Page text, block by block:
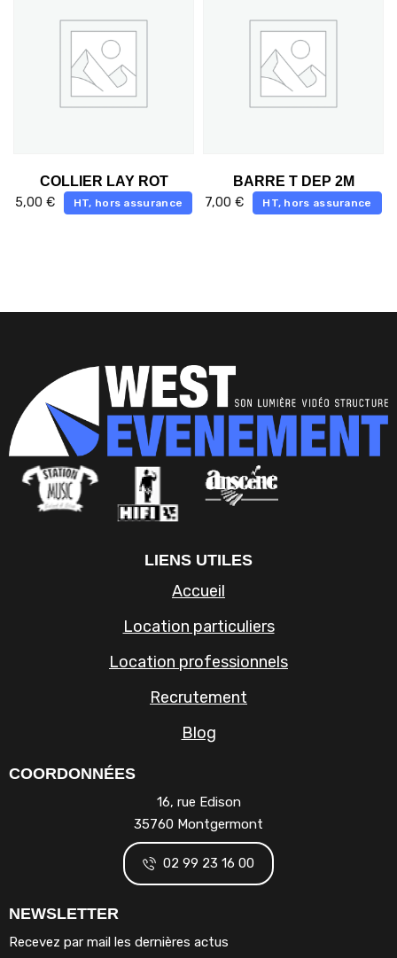
COLLIER LAY ROT
5,00 € HT, hors assurance
BARRE T DEP 2M
7,00€ HT, hors assurance
LIENS UTILES
Accueil
Location particuliers
Location professionnels
Recrutement
Blog
COORDONNÉES
16, rue Edison
35760 Montgermont
02 99 23 16 00
NEWSLETTER
Recevez par mail les dernières actus